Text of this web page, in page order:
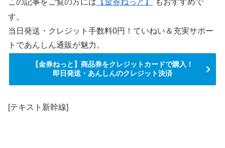
この記事をご覧の方には 【金券ねっと】
もおすすめで
す。
当日発送・クレジット手数料0円！ていねい＆充実サポー
トであんしん通販が魅力。
【金券ねっと】商品券をクレジットカードで購入！
即日発送・あんしんのクレジット決済
[テキスト新幹線]